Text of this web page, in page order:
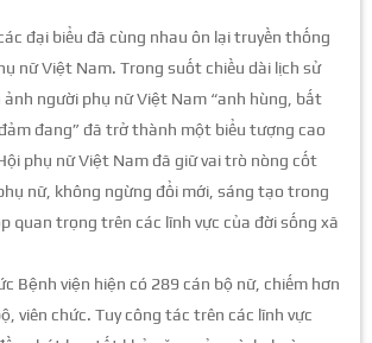
đại biểu đã cùng nhau ôn lại truyền thống
nữ Việt Nam. Trong suốt chiều dài lịch sử
người phụ nữ Việt Nam “anh hùng, bất
đang” đã trở thành một biểu tượng cao
phụ nữ Việt Nam đã giữ vai trò nòng cốt
nữ, không ngừng đổi mới, sáng tạo trong
quan trọng trên các lĩnh vực của đời sống xã
Bệnh viện hiện có 289 cán bộ nữ, chiếm hơn
viên chức. Tuy công tác trên các lĩnh vực